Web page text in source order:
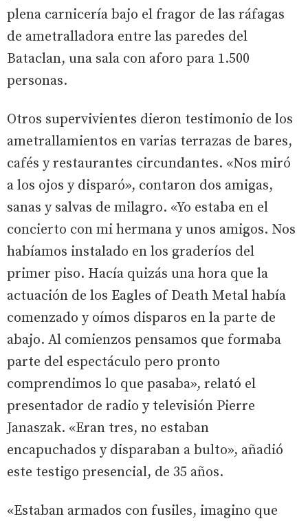
plena carnicería bajo el fragor de las ráfagas
de ametralladora entre las paredes del
Bataclan, una sala con aforo para 1.500
personas.
Otros supervivientes dieron testimonio de los
ametrallamientos en varias terrazas de bares,
cafés y restaurantes circundantes. «Nos miró
a los ojos y disparó», contaron dos amigas,
sanas y salvas de milagro. «Yo estaba en el
concierto con mi hermana y unos amigos. Nos
habíamos instalado en los graderíos del
primer piso. Hacía quizás una hora que la
actuación de los Eagles of Death Metal había
comenzado y oímos disparos en la parte de
abajo. Al comienzos pensamos que formaba
parte del espectáculo pero pronto
comprendimos lo que pasaba», relató el
presentador de radio y televisión Pierre
Janaszak. «Eran tres, no estaban
encapuchados y disparaban a bulto», añadió
este testigo presencial, de 35 años.
«Estaban armados con fusiles, imagino que